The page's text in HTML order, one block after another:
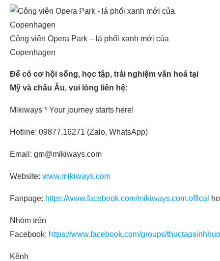
Công viên Opera Park – lá phổi xanh mới của
Copenhagen
Để có cơ hội sống, học tập, trải nghiệm văn hoá tại
Mỹ và châu Âu, vui lòng liên hệ:
Mikiways * Your journey starts here!
Hotline: 09877.16271 (Zalo, WhatsApp)
Email: gm@mikiways.com
Website: www.mikiways.com
Fanpage: https://www.facebook.com/mikiways.com.offical
Nhóm trên
Facebook: https://www.facebook.com/groups/
Kênh